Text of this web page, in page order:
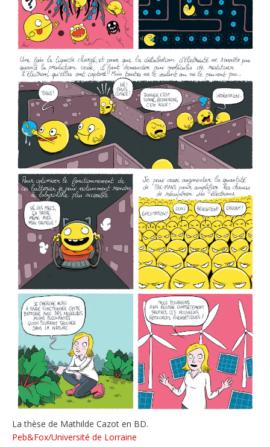
La thèse de Mathilde Cazot en BD.
Peb&Fox/Université de Lorraine